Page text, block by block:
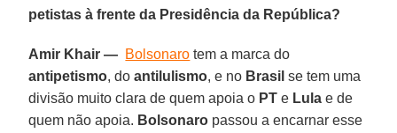
petistas à frente da Presidência da República?
Amir Khair — Bolsonaro tem a marca do
antipetismo, doantilulismo, e no Brasil se tem uma
divisão muito clara de quem apoia o PT e Lula e de
quem não apoia. Bolsonaro passou a encarnar esse